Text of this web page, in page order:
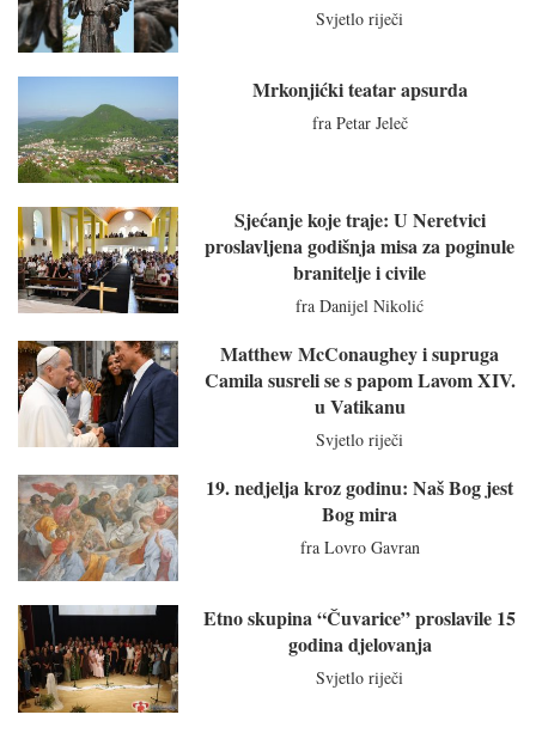
Svjetlo riječi
Mrkonjićki teatar apsurda
fra Petar Jeleč
Sjećanje koje traje: U Neretvici
proslavljena godišnja misa za poginule
branitelje i civile
fra Danijel Nikolić
Matthew McConaughey i supruga
Camila susreli se s papom Lavom XIV.
u Vatikanu
Svjetlo riječi
19. nedjelja kroz godinu: Naš Bog jest
Bog mira
fra Lovro Gavran
Etno skupina “Čuvarice” proslavile 15
godina djelovanja
Svjetlo riječi